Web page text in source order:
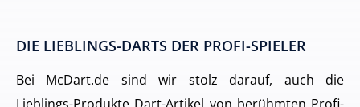
DIE LIEBLINGS-DARTS DER PROFI-SPIELER
Bei McDart.de sind wir stolz darauf, auch die
Lieblings-Produkte Dart-Artikel von berühmten Profi-